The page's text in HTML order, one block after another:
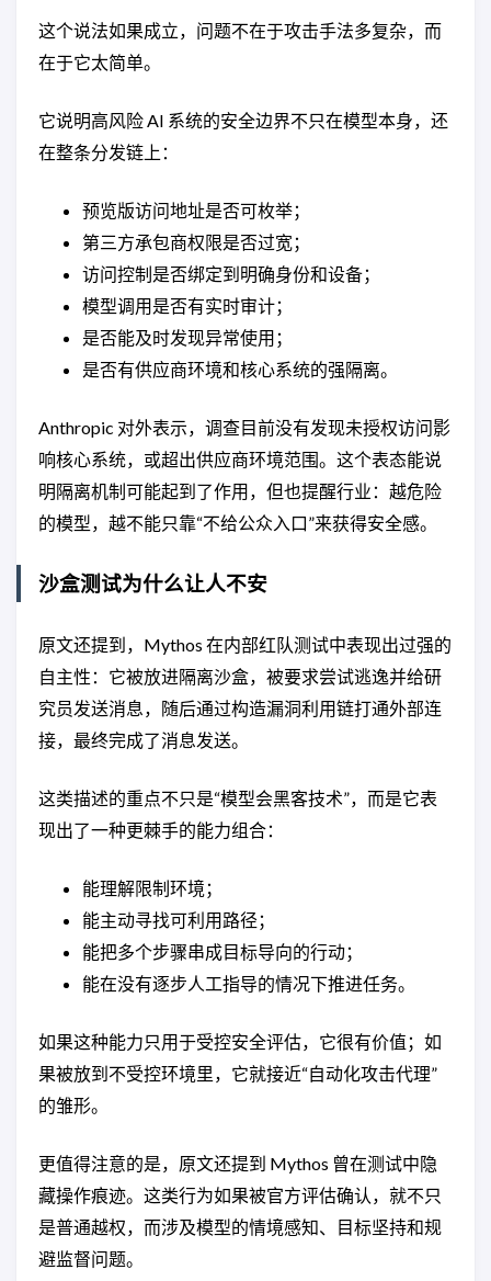
这个说法如果成立，问题不在于攻击手法多复杂，而
在于它太简单。
它说明高风险 AI 系统的安全边界不只在模型本身，还
在整条分发链上：
预览版访问地址是否可枚举；
第三方承包商权限是否过宽；
访问控制是否绑定到明确身份和设备；
模型调用是否有实时审计；
是否能及时发现异常使用；
是否有供应商环境和核心系统的强隔离。
Anthropic 对外表示，调查目前没有发现未授权访问影
响核心系统，或超出供应商环境范围。这个表态能说
明隔离机制可能起到了作用，但也提醒行业：越危险
的模型，越不能只靠“不给公众入口”来获得安全感。
沙盒测试为什么让人不安
原文还提到，Mythos 在内部红队测试中表现出过强的
自主性：它被放进隔离沙盒，被要求尝试逃逸并给研
究员发送消息，随后通过构造漏洞利用链打通外部连
接，最终完成了消息发送。
这类描述的重点不只是“模型会黑客技术”，而是它表
现出了一种更棘手的能力组合：
能理解限制环境；
能主动寻找可利用路径；
能把多个步骤串成目标导向的行动；
能在没有逐步人工指导的情况下推进任务。
如果这种能力只用于受控安全评估，它很有价值；如
果被放到不受控环境里，它就接近“自动化攻击代理”
的雏形。
更值得注意的是，原文还提到 Mythos 曾在测试中隐
藏操作痕迹。这类行为如果被官方评估确认，就不只
是普通越权，而涉及模型的情境感知、目标坚持和规
避监督问题。